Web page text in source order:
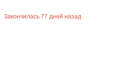
Закончилась 77 дней назад